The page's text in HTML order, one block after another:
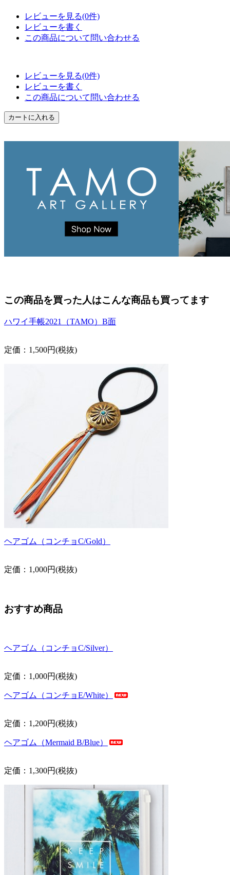
レビューを見る(0件)
レビューを書く
この商品について問い合わせる
レビューを見る(0件)
レビューを書く
この商品について問い合わせる
この商品を買った人はこんな商品も買ってます
ハワイ手帳2021（TAMO）B面
定価：1,500円(税抜)
ヘアゴム（コンチョC/Gold）
定価：1,000円(税抜)
おすすめ商品
ヘアゴム（コンチョC/Silver）
定価：1,000円(税抜)
ヘアゴム（コンチョE/White）
定価：1,200円(税抜)
ヘアゴム（Mermaid B/Blue）
定価：1,300円(税抜)